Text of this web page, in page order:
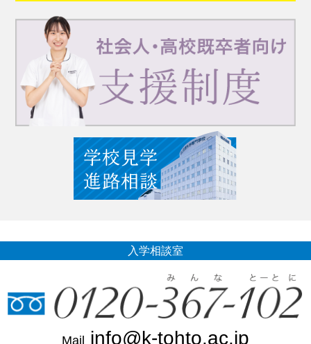
入学相談室
Mail info@k-tohto.ac.jp